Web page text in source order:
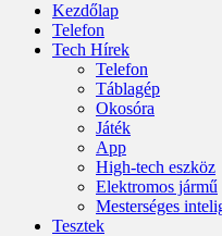
Kezdőlap
Telefon
Tech Hírek
Telefon
Táblagép
Okosóra
Játék
App
High-tech eszköz
Elektromos jármű
Mesterséges
Tesztek